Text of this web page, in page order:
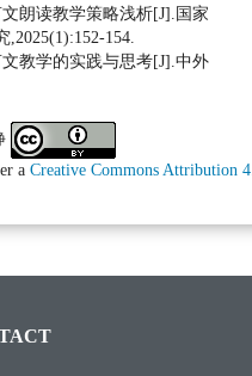
朗读教学策略浅析[J].国家
154.
教学的实践与思考[J].中外
a Creative Commons Attribution